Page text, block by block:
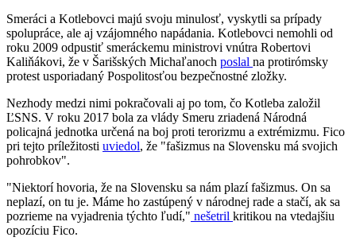
Smeráci a Kotlebovci majú svoju minulosť, vyskytli sa prípady
spolupráce, ale aj vzájomného napádania. Kotlebovci nemohli od
roku 2009 odpustiť smeráckemu ministrovi vnútra Robertovi
Kaliňákovi, že v Šarišských Michaľanoch poslal na protirómsky
protest usporiadaný Pospolitosťou bezpečnostné zložky.
Nezhody medzi nimi pokračovali aj po tom, čo Kotleba založil
ĽSNS. V roku 2017 bola za vlády Smeru zriadená Národná
policajná jednotka určená na boj proti terorizmu a extrémizmu. Fico
pri tejto príležitosti uviedol, že "fašizmus na Slovensku má svojich
pohrobkov".
"Niektorí hovoria, že na Slovensku sa nám plazí fašizmus. On sa
neplazí, on tu je. Máme ho zastúpený v národnej rade a stačí, ak sa
pozrieme na vyjadrenia týchto ľudí," nešetril kritikou na vtedajšiu
opozíciu Fico.